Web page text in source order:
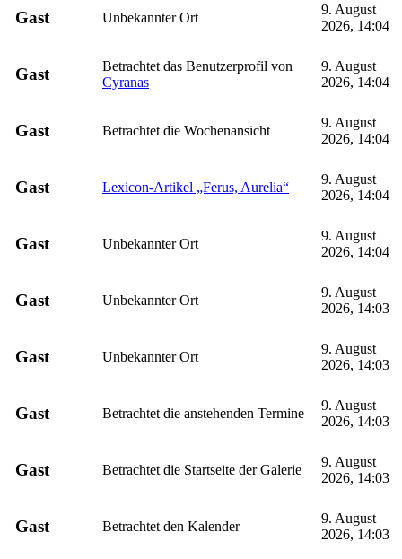
Gast Unbekannter Ort
9. August
2026, 14:04
Gast
Betrachtet das Benutzerprofil von
Cyranas
9. August
2026, 14:04
Gast Betrachtet die Wochenansicht
9. August
2026, 14:04
Gast Lexicon-Artikel „Ferus, Aurelia“
9. August
2026, 14:04
Gast Unbekannter Ort
9. August
2026, 14:04
Gast Unbekannter Ort
9. August
2026, 14:03
Gast Unbekannter Ort
9. August
2026, 14:03
Gast Betrachtet die anstehenden Termine
9. August
2026, 14:03
Gast Betrachtet die Startseite der Galerie
9. August
2026, 14:03
Gast Betrachtet den Kalender
9. August
2026, 14:03